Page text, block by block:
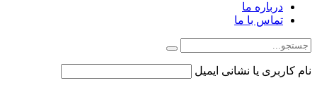
درباره ما
تماس با ما
نام کاربری یا نشانی ایمیل